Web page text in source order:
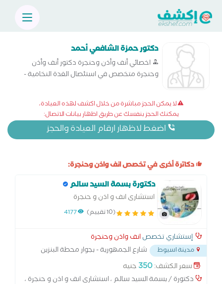
دكتور حمزة الشافعي أحمد
اخصائي أنف وأذن وحنجرة دكتور أنف وأذن
وحنجرة متخصص في استئصال الغدة النخامية -
الميكروسكوبية للحنجرة - جراحة ترميم الأذن
الوسطي - علاج اللوز - علاج ضغط طبلة الاذن
بالجراحة - علاج ضيق التنفس بالجراحة - عملية
الغدة الل
لا يمكن الحجز مباشرة من خلال اكشف لهذه العيادة،
يمكنك الحجز بنفسك عن طريق اظهار بيانات الاتصال:
اضغط لاظهار ارقام العيادة والحجز
دكاترة أخرى في تخصص انف واذن وحنجرة:
دكتورة بسمة السيد سالم
استشارى انف و اذن و حنجرة
(10 تقييم) 4177
إستشاري تخصصانف واذن وحنجرة
مدينة اسيوط
شارع الجمهورية - بجوار محطة البنزين
سعر الكشف:350 جنيه
دكتورة / بسمة السيد سالم ، استشارى انف و اذن و حنجرة ،